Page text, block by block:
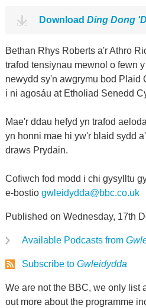
Download Ding Dong
Bethan Rhys Roberts a'r Athro
trafod tensiynau mewnol o fewn
newydd sy'n awgrymu bod Plaid
i ni agosáu at Etholiad Senedd
Mae'r ddau hefyd yn trafod
yn honni mae hi yw'r blaid sydd
draws Prydain.
Cofiwch fod modd i chi gysylltu
e-bostio gwleidydda@bbc.co.uk
Published on Wednesday, 17th
Available Podcasts from
Subscribe to Gwleidydda
We are not the BBC, we only list
out more about the programme